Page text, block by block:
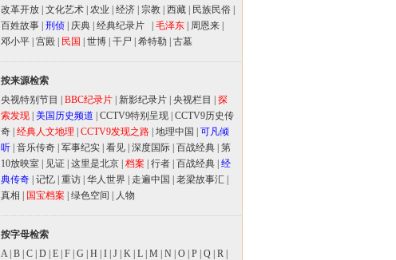
改革开放 文化艺术 农业 经济 宗教 西藏 民族民俗
百姓故事 刑侦 庆典 经典纪录片 毛泽东 周恩来
邓小平 宫殿 民国 世博 干尸 希特勒 古墓
按来源检索
央视特别节目
BBC纪录片 新影纪录片 央视栏目
探
索发现 美国历史频道 CCTV9特别呈现 CCTV9历史传
奇 经典人文地理 CCTV9发现之路 地理中国
可凡倾
听 音乐传奇 军事纪实 看见 深度国际 百战经典 第
10放映室
见证 这里是北京 档案 行者 百战经典 经
典传奇 记忆 重访 华人世界 走遍中国 老梁故事汇
真相
国宝档案 绿色空间 人物
按字母检索
A| B C D E F G H I J K L M N O P Q R